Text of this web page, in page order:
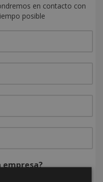
en contacto con
posible
empresa?